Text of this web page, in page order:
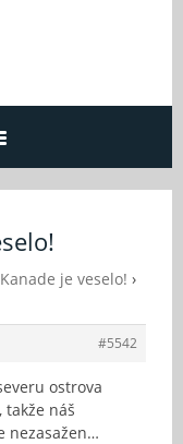
je veselo! ›
#5542
ostrova
takže náš
nezasažen…